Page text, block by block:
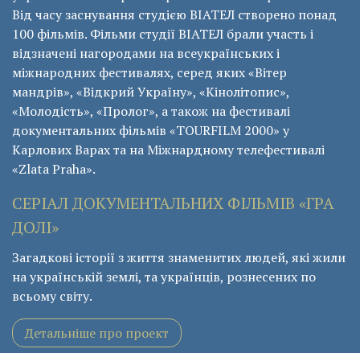
Від часу заснування студією ВІАТЕЛ створено понад
100 фільмів. Фільми студії ВІАТЕЛ брали участь і
відзначені нагородами на всеукраїнських і
міжнародних фестивалях, серед яких «Вітер
мандрів», «Відкрий Україну», «Кінолітопис»,
«Молодість», «Пролог», а також на фестивалі
документальних фільмів «ТОURFILM 2000» у
Карлових Варах та на Міжнардному телефестивалі
«Zlata Praha».
СЕРІАЛ ДОКУМЕНТАЛЬНИХ ФІЛЬМІВ «ГРА
ДОЛІ»
Загадкові історії з життя знаменитих людей, які жили
на українській землі, та українців, рознесених по
всьому світу.
Детальніше про проект